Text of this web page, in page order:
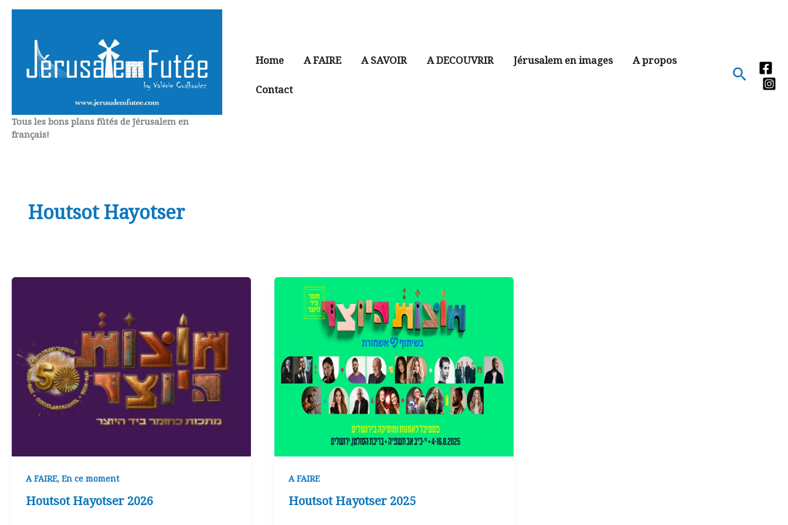
Aller
contenu
Tous les bons plans fûtés de Jérusalem en
français!
Home A FAIRE A SAVOIR A DECOUVRIR Jérusalem en images A propos
Contact
Houtsot Hayotser
A FAIRE, En ce moment
Houtsot Hayotser 2026
A FAIRE
Houtsot Hayotser 2025